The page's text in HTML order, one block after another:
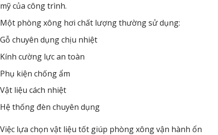
mỹ của công trình.
Một phòng xông hơi chất lượng thường sử dụng:
Gỗ chuyên dụng chịu nhiệt
Kính cường lực an toàn
Phụ kiện chống ẩm
Vật liệu cách nhiệt
Hệ thống đèn chuyên dụng
Việc lựa chọn vật liệu tốt giúp phòng xông vận hành ổn